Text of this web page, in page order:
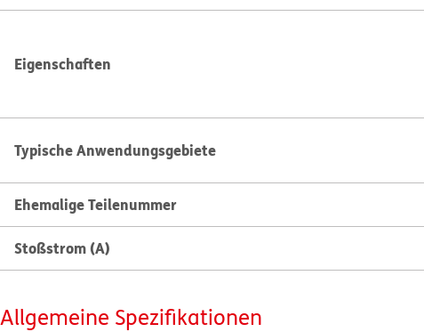
Eigenschaften
Typische Anwendungsgebiete
Ehemalige Teilenummer
Stoßstrom (A)
Allgemeine Spezifikationen